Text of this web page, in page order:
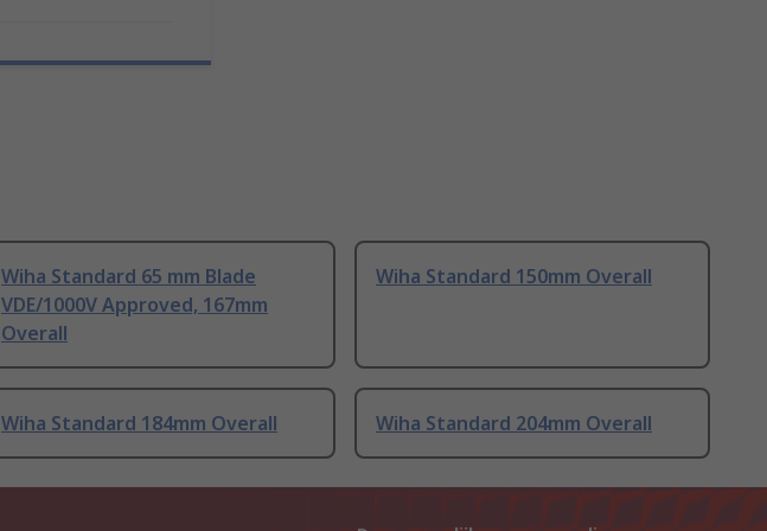
Wiha Standard 65 mm Blade
VDE/1000V Approved, 167mm
Overall
Wiha Standard 150mm Overall
Wiha Standard 184mm Overall Wiha Standard 204mm Overall